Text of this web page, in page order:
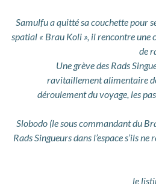
Samulfu a quitté sa couchette pour
spatial « Brau Koli », il rencontre une
de
Une grève des Rads
ravitaillement alimentaire
déroulement du voyage, les
Slobodo (le sous commandant du
Rads Singueurs dans l’espace s’ils
le